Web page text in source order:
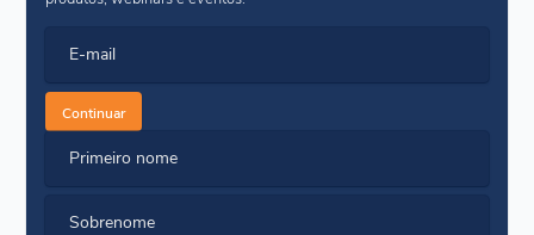
E-mail
Continuar
Primeiro nome
Sobrenome